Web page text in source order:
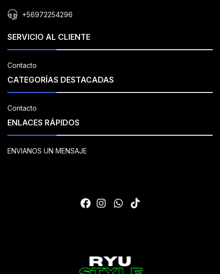
+56972254296
SERVICIO AL CLIENTE
Contacto
CATEGORÍAS DESTACADAS
Contacto
ENLACES RÁPIDOS
ENVIANOS UN MENSAJE